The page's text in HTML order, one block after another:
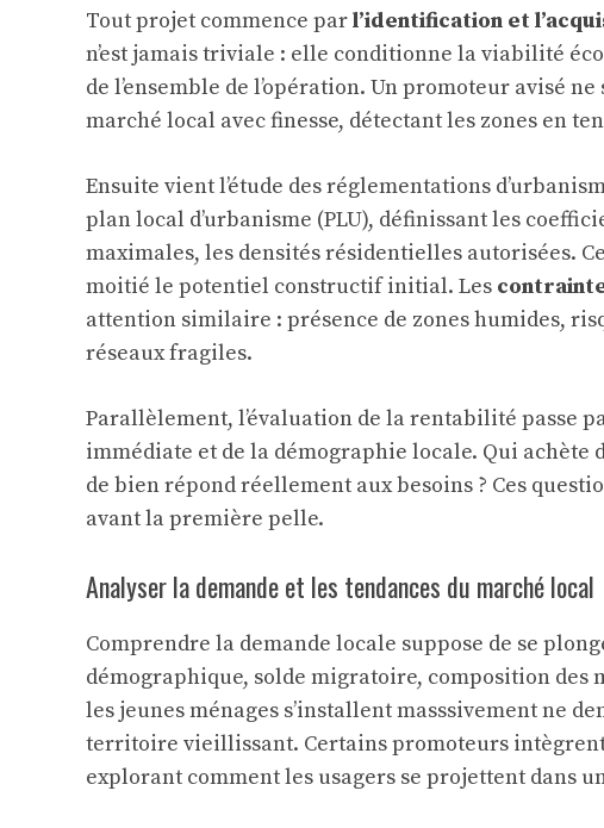
Tout projet commence parl’identification et
n’est jamais triviale : elle conditionne la viabilité
de l’ensemble de l’opération. Un promoteur avisé
marché local avec finesse, détectant les zones en
Ensuite vient l’étude des réglementations
plan local d’urbanisme (PLU), définissant les
maximales, les densités résidentielles autorisées.
moitié le potentiel constructif initial. Les
attention similaire : présence de zones humides,
réseaux fragiles.
Parallèlement, l’évaluation de la rentabilité passe
immédiate et de la démographie locale. Qui achète
de bien répond réellement aux besoins ? Ces
avant la première pelle.
Analyser la demande et les tendances du marché local
Comprendre la demande locale suppose de se
démographique, solde migratoire, composition des
les jeunes ménages s’installent masssivement ne
territoire vieillissant. Certains promoteurs
explorant comment les usagers se projettent dans